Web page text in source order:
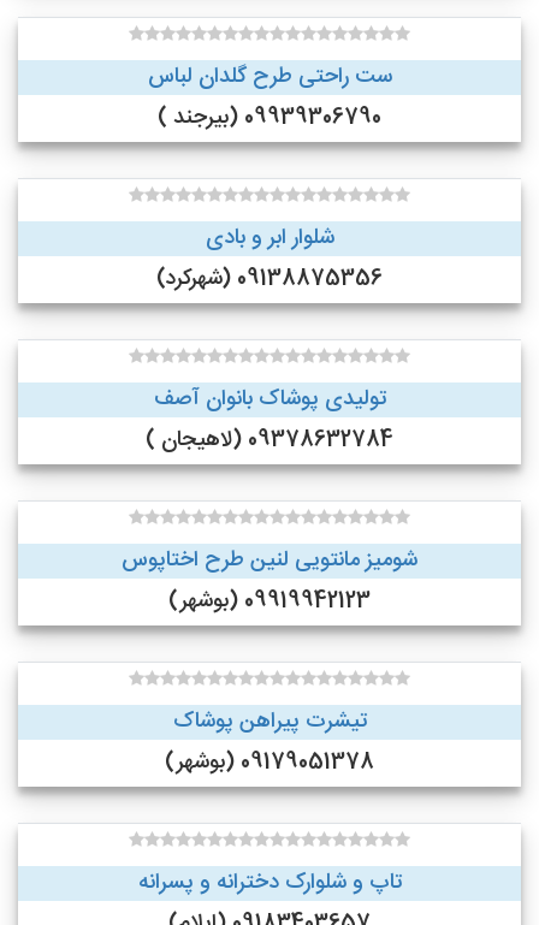
ست راحتی طرح گلدان لباس
09939306790 (بیرجند )
شلوار ابر و بادی
09138875356 (شهرکرد)
تولیدی پوشاک بانوان آصف
09378632784 (لاهیجان )
شومیز مانتویی لنین طرح اختاپوس
09919942123 (بوشهر)
تیشرت پیراهن پوشاک
09179051378 (بوشهر)
تاپ و شلوارک دخترانه و پسرانه